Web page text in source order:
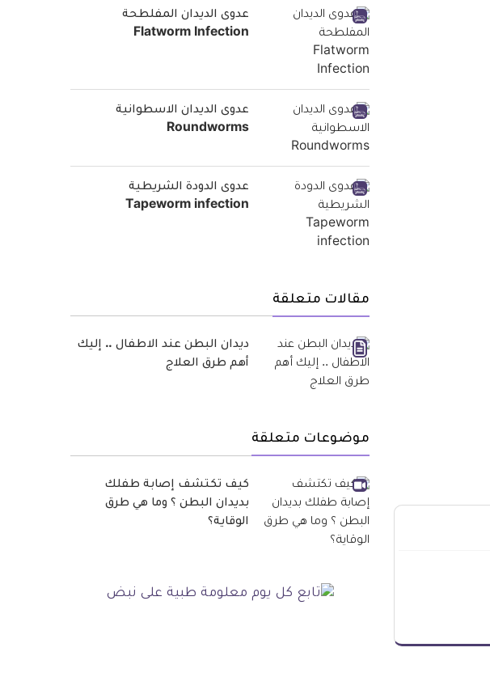
عدوى الديدان المفلطحة
Flatworm Infection
عدوى الديدان الاسطوانية
Roundworms
عدوى الدودة الشريطية
Tapeworm infection
مقالات متعلقة
ديدان البطن عند الاطفال .. إليك
أهم طرق العلاج
موضوعات متعلقة
كيف تكتشف إصابة طفلك
بديدان البطن ؟ وما هي طرق
الوقاية؟